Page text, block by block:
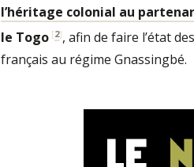
l’héritage colonial au
le Togo [2], afin de faire l’état
français au régime Gnassingbé.